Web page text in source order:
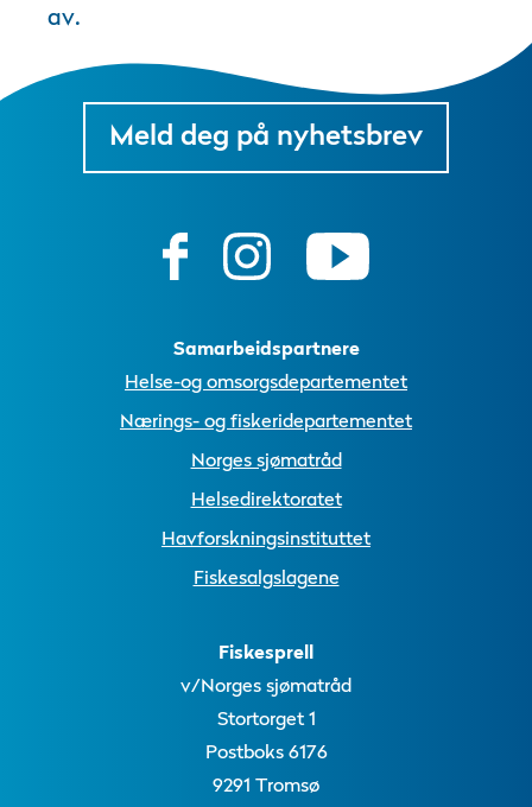
av.
Samarbeidspartnere
Helse-og omsorgsdepartementet
Nærings- og fiskeridepartementet
Norges sjømatråd
Helsedirektoratet
Havforskningsinstituttet
Fiskesalgslagene
Fiskesprell
v/Norges sjømatråd
Stortorget 1
Postboks 6176
9291 Tromsø
Meld deg på nyhetsbrev